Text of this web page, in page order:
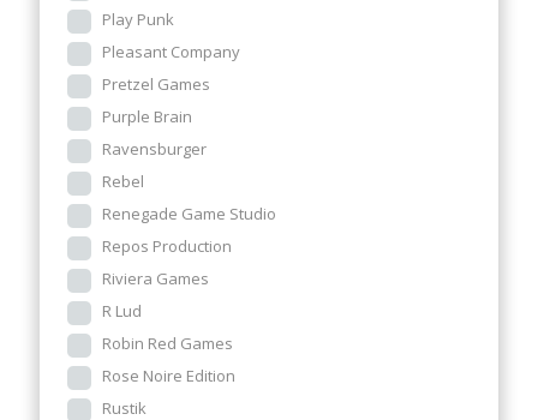
Play Punk
Pleasant Company
Pretzel Games
Purple Brain
Ravensburger
Rebel
Renegade Game Studio
Repos Production
Riviera Games
R Lud
Robin Red Games
Rose Noire Edition
Rustik